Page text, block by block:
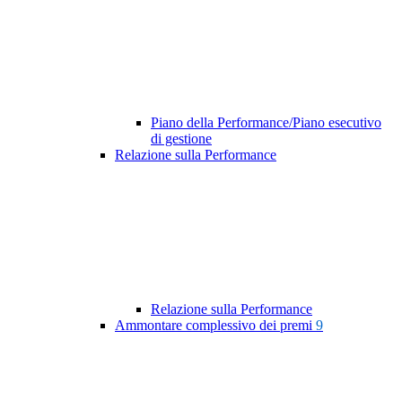
Piano della Performance/Piano esecutivo
di gestione
Relazione sulla Performance
Relazione sulla Performance
Ammontare complessivo dei premi 9